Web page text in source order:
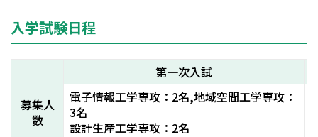
入学試験日程
第一次入試
募集人
数
電子情報工学専攻：2名,地域空間工学専攻：
3名
設計生産工学専攻：2名